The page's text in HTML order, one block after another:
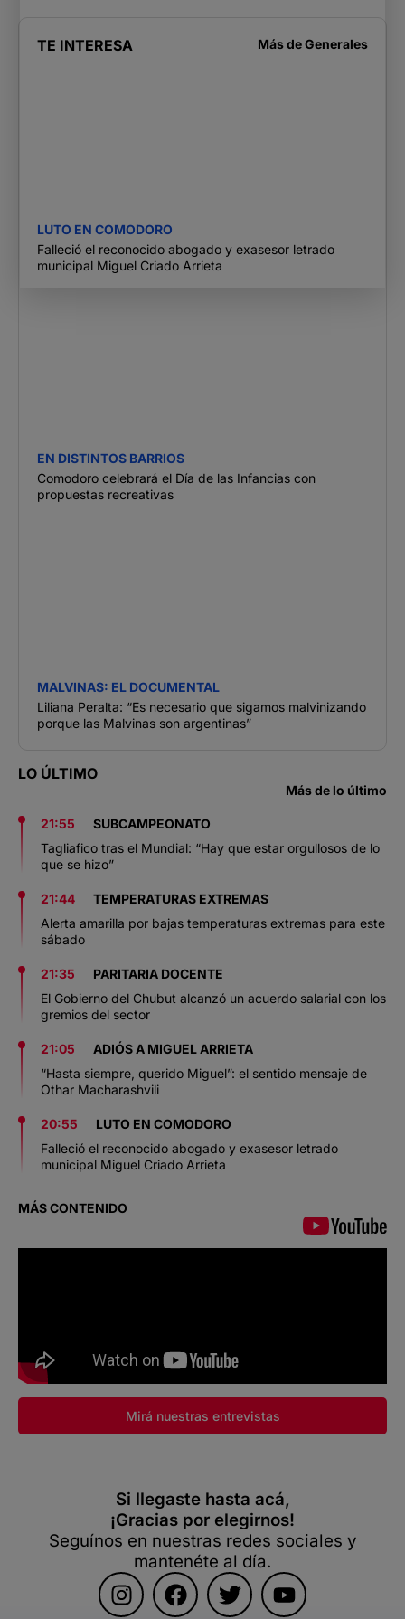
TE INTERESA Más deGenerales
LUTO EN COMODORO
Falleció el reconocido abogado y exasesor letrado
municipal Miguel Criado Arrieta
EN DISTINTOS BARRIOS
Comodoro celebrará el Día de las Infancias con
propuestas recreativas
MALVINAS: EL DOCUMENTAL
Liliana Peralta: “Es necesario que sigamos malvinizando
porque las Malvinas son argentinas”
LO ÚLTIMO
Más de lo último
21:55
SUBCAMPEONATO
Tagliafico tras el Mundial: “Hay que estar orgullosos de lo
que se hizo”
21:44
TEMPERATURAS EXTREMAS
Alerta amarilla por bajas temperaturas extremas para este
sábado
21:35
PARITARIA DOCENTE
El Gobierno del Chubut alcanzó un acuerdo salarial con los
gremios del sector
21:05
ADIÓS A MIGUEL ARRIETA
“Hasta siempre, querido Miguel”: el sentido mensaje de
Othar Macharashvili
20:55
LUTO EN COMODORO
Falleció el reconocido abogado y exasesor letrado
municipal Miguel Criado Arrieta
MÁS CONTENIDO
Mirá nuestras entrevistas
Si llegaste hasta acá,
¡Gracias por elegirnos!
Seguínos en nuestras redes sociales y
mantenéte al día.